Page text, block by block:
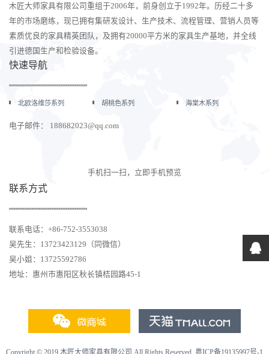
木匠大师家具有限公司重组于2006年，前身创立于1992年。历经二十多
年的市场磨练，现已拥有集研发设计、生产技术、流程管理、营销人员等
素质优良的家具精英团队，及拥有20000平方米的家具生产基地，并全线
引进德国生产和检验设备。
快速导航
北欧洛维莎系列 胡桃色系列 海棠木系列
电子邮件： 188682023@qq.com
手机扫一扫，立即手机预览
联系方式
联系电话：+86-752-3553038
吴先生：13723423129（同微信）
吴小姐：13725592786
地址：惠州市惠阳区秋长镇桔园路45-1